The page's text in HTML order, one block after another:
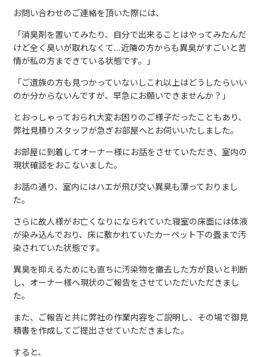
お問い合わせのご連絡を頂いた際には、
「消臭剤を置いてみたり、自分で出来ることはやってみたんだ
けど全く臭いが取れなくて…近隣の方からも異臭がすごいと苦
情が私の方まできている状態です。」
「ご遺族の方も見つかっていないしこれ以上はどうしたらいい
のか分からないんですが、早急にお願いできませんか？」
とおっしゃっておられ大変お困りのご様子だったこともあり、
弊社見積りスタッフが急ぎお部屋へとお伺いいたしました。
お部屋に到着してオーナー様にお話をさせていただき、室内の
現状確認をおこないました。
お話の通り、室内にはハエが飛び交い異臭も漂っておりまし
た。
さらに故人様がお亡くなりになられていた寝室の床面には体液
が染み込んでおり、床に敷かれていたカーペット下の畳まで汚
染されていた状態です。
異臭を抑えるためにも直ちに汚染物を撤去した方が良いと判断
し、オーナー様へ現状のご報告をさせていただいただきまし
た。
また、ご報告と共に弊社の作業内容をご説明し、その場で御見
積書を作成してご提出させていただきました。
すると、